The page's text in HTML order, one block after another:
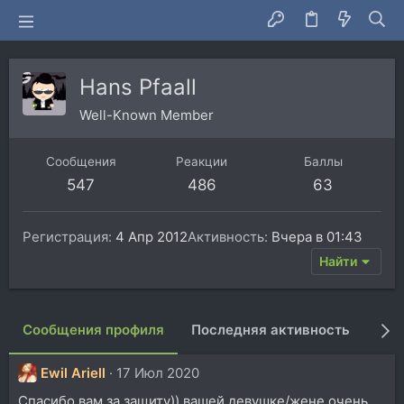
Hans Pfaall
Well-Known Member
Сообщения
547
Реакции
486
Баллы
63
Регистрация 4 Апр 2012Активность Вчера в 01:43
Найти
Сообщения профиля Последняя активность
Ewil Ariell
17 Июл 2020